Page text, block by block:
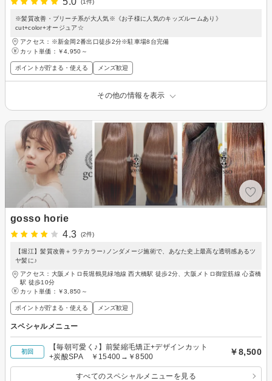
※髪質改善・ブリーチ系が大人気※《お子様に人気のキッズルームあり》
cut+color+オージュア☆
アクセス：※新金岡2番出口徒歩2分※駐車場8台完備
カット単価： ￥4,950～
ポイントが貯まる・使える メンズ歓迎
その他の情報を表示
gosso horie
4.3
(2件)
【堀江】髪質改善＋ラテカラー♪ノンダメージ施術で、あなた史上最高な透明感あるツ
ヤ髪に♪
アクセス：大阪メトロ長堀鶴見緑地線 西大橋駅 徒歩2分、大阪メトロ御堂筋線 心斎橋
駅 徒歩10分
カット単価： ￥3,850～
ポイントが貯まる・使える メンズ歓迎
スペシャルメニュー
初回
【毎朝可愛く♪】前髪縮毛矯正+デザインカット
+炭酸SPA ￥15400→￥8500
￥8,500
すべてのスペシャルメニューを見る